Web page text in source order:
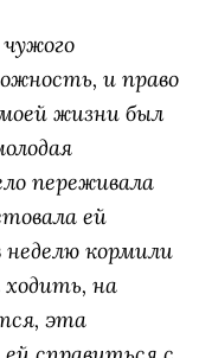
и право
жизни был
переживала
ей
неделю кормили
на
эта